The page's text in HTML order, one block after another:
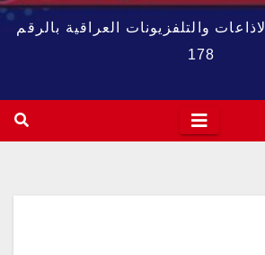
والتلفزيونات العراقية بالرقم
178